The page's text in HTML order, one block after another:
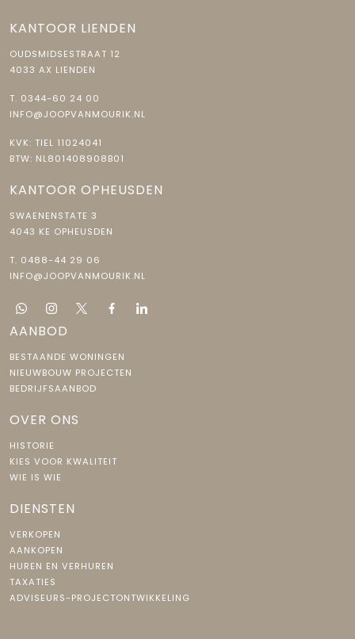
KANTOOR LIENDEN
OUDSMIDSESTRAAT 12
4033 AX LIENDEN
T. 0344-60 24 00
INFO@JOOPVANMOURIK.NL
KVK: TIEL 11024041
BTW: NL801408908B01
KANTOOR OPHEUSDEN
SWAENENSTATE 3
4043 KE OPHEUSDEN
T. 0488-44 29 06
INFO@JOOPVANMOURIK.NL
AANBOD
BESTAANDE WONINGEN
NIEUWBOUW PROJECTEN
BEDRIJFSAANBOD
OVER ONS
HISTORIE
KIES VOOR KWALITEIT
WIE IS WIE
DIENSTEN
VERKOPEN
AANKOPEN
HUREN EN VERHUREN
TAXATIES
ADVISEURS-PROJECTONTWIKKELING